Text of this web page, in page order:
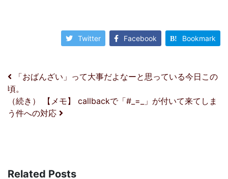
Twitter Facebook Bookmark
投稿ナビゲーション
「おばんざい」って大事だよなーと思っている今日この
頃。
（続き） 【メモ】 callbackで「#_=_」が付いて来てしま
う件への対応
Related Posts